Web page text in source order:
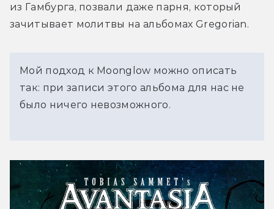
из Гамбурга, позвали даже парня, который
зачитывает молитвы на альбомах Gregorian.
Мой подход к Moonglow можно описать
так: при записи этого альбома для нас не
было ничего невозможного.